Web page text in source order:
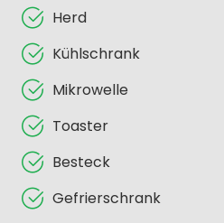
Herd
Kühlschrank
Mikrowelle
Toaster
Besteck
Gefrierschrank